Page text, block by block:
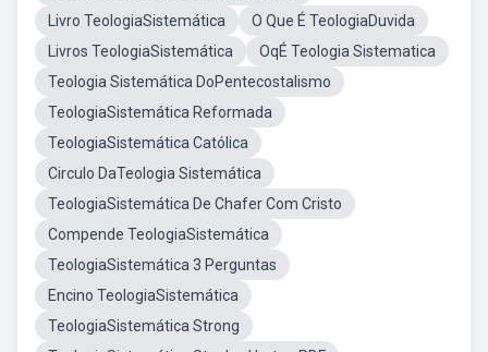
Livro TeologiaSistemática
O Que É TeologiaDuvida
Livros TeologiaSistemática
OqÉ Teologia Sistematica
Teologia Sistemática DoPentecostalismo
TeologiaSistemática Reformada
TeologiaSistemática Católica
Circulo DaTeologia Sistemática
TeologiaSistemática De Chafer Com Cristo
Compende TeologiaSistemática
TeologiaSistemática 3 Perguntas
Encino TeologiaSistemática
TeologiaSistemática Strong